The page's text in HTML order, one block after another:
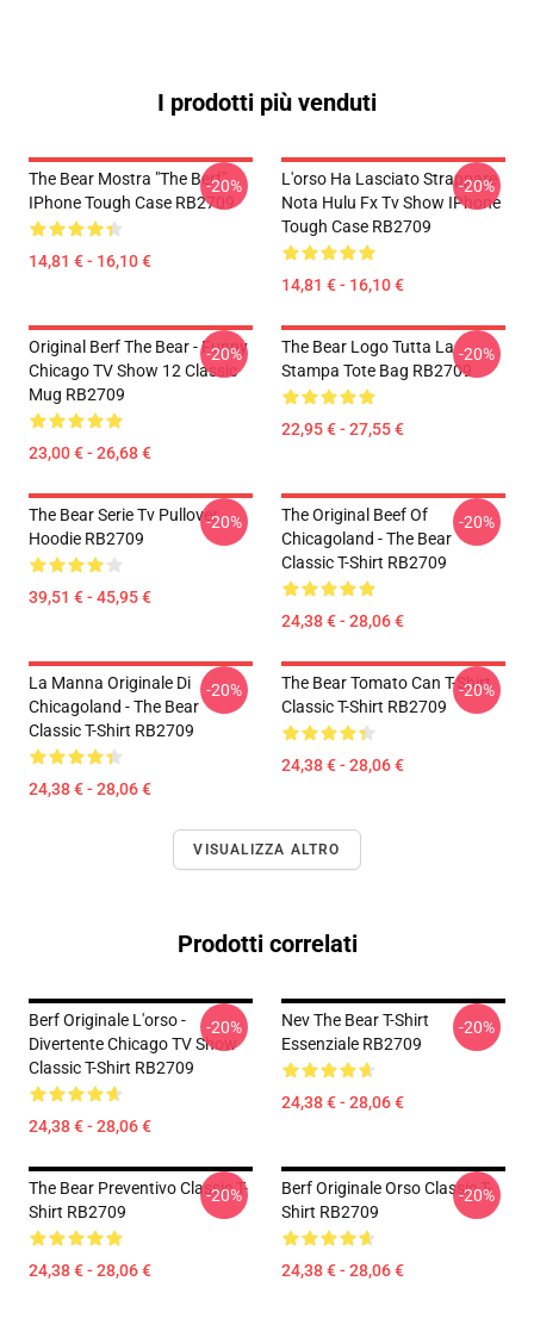
I prodotti più venduti
The Bear Mostra "The Berf"
IPhone Tough Case RB2709
14,81 € - 16,10 €
-20%
L'orso Ha Lasciato Strappare
Nota Hulu Fx Tv Show IPhone
Tough Case RB2709
14,81 € - 16,10 €
-20%
Original Berf The Bear - Funny
Chicago TV Show 12 Classic
Mug RB2709
23,00 € - 26,68 €
-20%
The Bear Logo Tutta La
Stampa Tote Bag RB2709
22,95 € - 27,55 €
-20%
The Bear Serie Tv Pullover
Hoodie RB2709
39,51 € - 45,95 €
-20%
The Original Beef Of
Chicagoland - The Bear
Classic T-Shirt RB2709
24,38 € - 28,06 €
-20%
La Manna Originale Di
Chicagoland - The Bear
Classic T-Shirt RB2709
24,38 € - 28,06 €
-20%
The Bear Tomato Can T-Shirt
Classic T-Shirt RB2709
24,38 € - 28,06 €
-20%
VISUALIZZA ALTRO
Prodotti correlati
Berf Originale L'orso -
Divertente Chicago TV Show
Classic T-Shirt RB2709
24,38 € - 28,06 €
-20%
Nev The Bear T-Shirt
Essenziale RB2709
24,38 € - 28,06 €
-20%
The Bear Preventivo Classic T-
Shirt RB2709
24,38 € - 28,06 €
-20%
Berf Originale Orso Classic T-
Shirt RB2709
24,38 € - 28,06 €
-20%